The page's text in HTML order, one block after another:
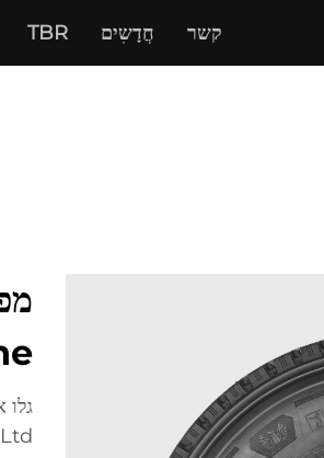
TBR חֲדָשִים קשר